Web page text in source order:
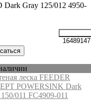
Dark Gray 125/012 4950-
16489147